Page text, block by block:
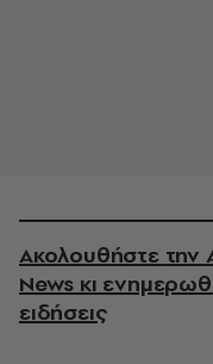
Ακολουθήστε την
News κι
ειδήσεις